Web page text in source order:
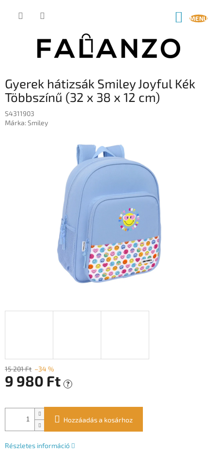
KOSÁR
Gyerek hátizsák Smiley Joyful Kék
Többszínű (32 x 38 x 12 cm)
S4311903
Márka:Smiley
15 201 Ft –34 %
9 980 Ft ?
Hozzáadás a kosárhoz
Részletes információ